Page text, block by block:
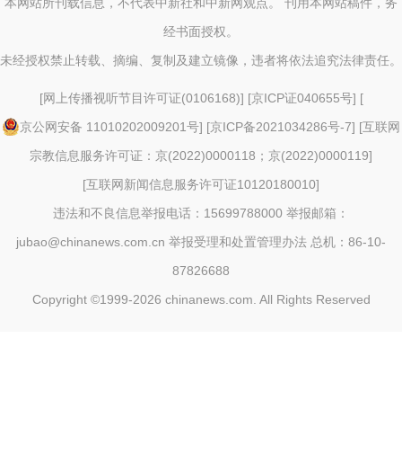
经书面授权。
未经授权禁止转载、摘编、复制及建立镜像，违者将依法追究法律责任。
[网上传播视听节目许可证(0106168)] [京ICP证040655号] [
京公网安备 11010202009201号] [京ICP备2021034286号-7] [互联网
宗教信息服务许可证：京(2022)0000118；京(2022)0000119]
[互联网新闻信息服务许可证10120180010]
违法和不良信息举报电话：15699788000 举报邮箱：
jubao@chinanews.com.cn 举报受理和处置管理办法 总机：86-10-
87826688
Copyright ©1999-2026 chinanews.com. All Rights Reserved